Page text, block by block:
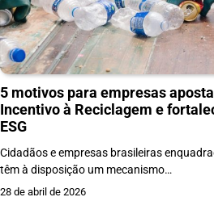
5 motivos para empresas
Incentivo à Reciclagem e
ESG
Cidadãos e empresas brasileiras
têm à disposição um mecanismo…
28 de abril de 2026